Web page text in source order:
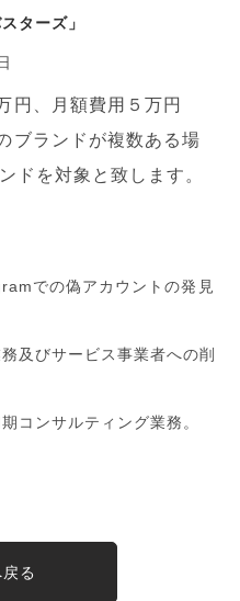
ターズ」
円、月額費用５万円
ブランドが複数ある場
ドを対象と致します。
での偽アカウントの発見
及びサービス事業者への削
コンサルティング業務。
る